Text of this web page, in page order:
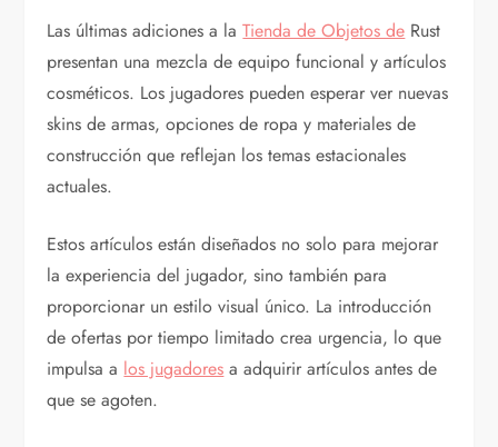
Las últimas adiciones a laTienda de Objetos de Rust
presentan una mezcla de equipo funcional y artículos
cosméticos. Los jugadores pueden esperar ver nuevas
skins de armas, opciones de ropa y materiales de
construcción que reflejan los temas estacionales
actuales.
Estos artículos están diseñados no solo para mejorar
la experiencia del jugador, sino también para
proporcionar un estilo visual único. La introducción
de ofertas por tiempo limitado crea urgencia, lo que
impulsa a los jugadores a adquirir artículos antes de
que se agoten.